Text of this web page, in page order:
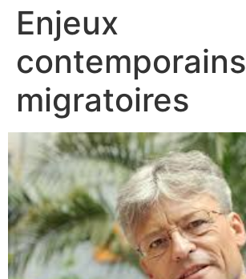
Enjeux
contemporains
migratoires